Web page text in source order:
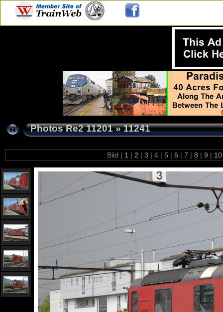
Photos Re2 11201»11241
Bild | 1 | 2 | 3 | 4 | 5 | 6 | 7 | 8 | 9 |